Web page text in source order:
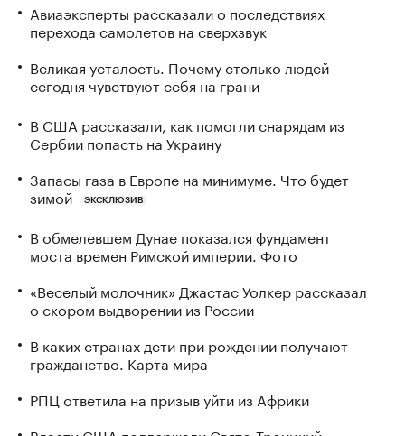
Авиаэксперты рассказали о последствиях
перехода самолетов на сверхзвук
Великая усталость. Почему столько людей
сегодня чувствуют себя на грани
В США рассказали, как помогли снарядам из
Сербии попасть на Украину
Запасы газа в Европе на минимуме. Что будет
зимой
ЭКСКЛЮЗИВ
В обмелевшем Дунае показался фундамент
моста времен Римской империи. Фото
«Веселый молочник» Джастас Уолкер рассказал
о скором выдворении из России
В каких странах дети при рождении получают
гражданство. Карта мира
РПЦ ответила на призыв уйти из Африки